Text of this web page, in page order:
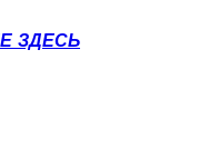
ЗДЕСЬ